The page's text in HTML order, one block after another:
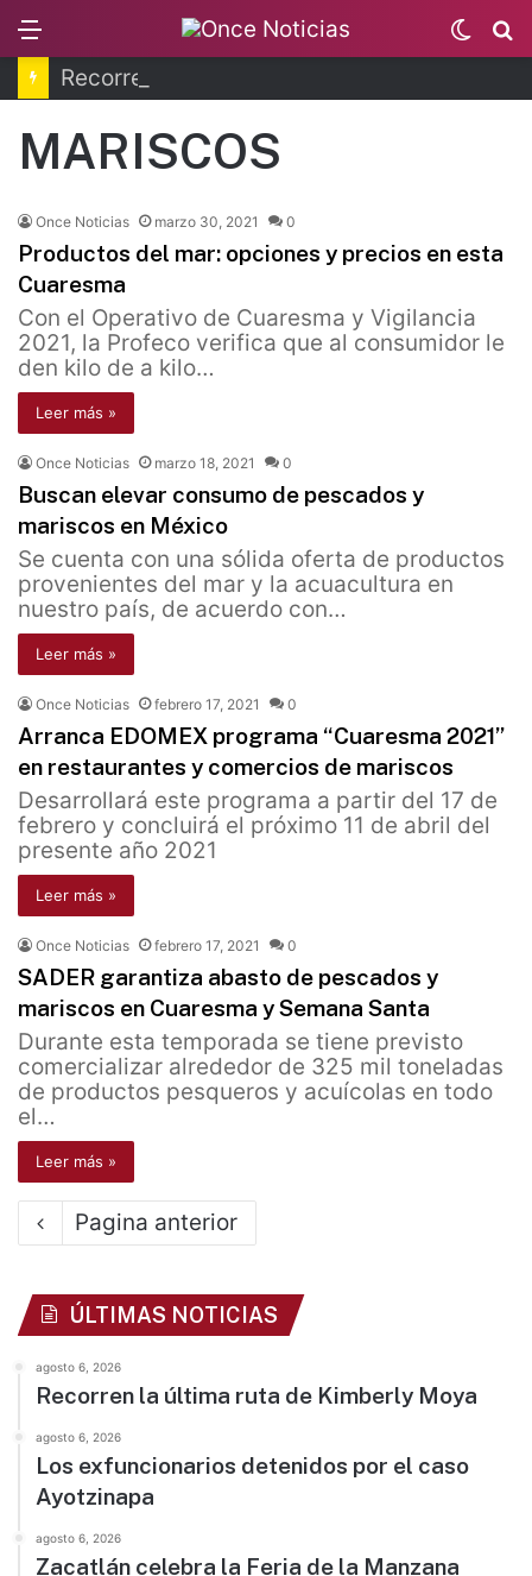
Switch
skin
MARISCOS
Once Noticias marzo 30, 2021 0
Productos del mar: opciones y precios en esta
Cuaresma
Con el Operativo de Cuaresma y Vigilancia
2021, la Profeco verifica que al consumidor le
den kilo de a kilo…
Leer más »
Once Noticias marzo 18, 2021 0
Buscan elevar consumo de pescados y
mariscos en México
Se cuenta con una sólida oferta de productos
provenientes del mar y la acuacultura en
nuestro país, de acuerdo con…
Leer más »
Once Noticias febrero 17, 2021 0
Arranca EDOMEX programa “Cuaresma 2021”
en restaurantes y comercios de mariscos
Desarrollará este programa a partir del 17 de
febrero y concluirá el próximo 11 de abril del
presente año 2021
Leer más »
Once Noticias febrero 17, 2021 0
SADER garantiza abasto de pescados y
mariscos en Cuaresma y Semana Santa
Durante esta temporada se tiene previsto
comercializar alrededor de 325 mil toneladas
de productos pesqueros y acuícolas en todo
el…
Leer más »
Pagina anterior
ÚLTIMAS NOTICIAS
agosto 6, 2026
Recorren la última ruta de Kimberly Moya
agosto 6, 2026
Los exfuncionarios detenidos por el caso
Ayotzinapa
agosto 6, 2026
Zacatlán celebra la Feria de la Manzana